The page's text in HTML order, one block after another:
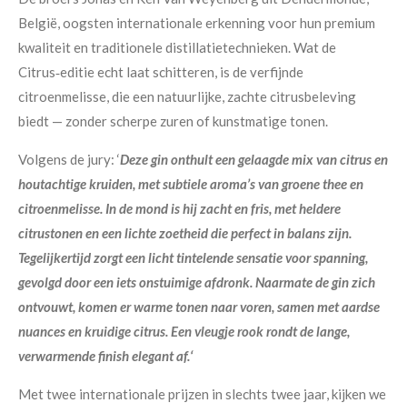
België, oogsten internationale erkenning voor hun premium
kwaliteit en traditionele distillatietechnieken. Wat de
Citrus‑editie echt laat schitteren, is de verfijnde
citroenmelisse, die een natuurlijke, zachte citrusbeleving
biedt — zonder scherpe zuren of kunstmatige tonen.
Volgens de jury: ‘Deze gin onthult een gelaagde mix van citrus en
houtachtige kruiden, met subtiele aroma’s van groene thee en
citroenmelisse. In de mond is hij zacht en fris, met heldere
citrustonen en een lichte zoetheid die perfect in balans zijn.
Tegelijkertijd zorgt een licht tintelende sensatie voor spanning,
gevolgd door een iets onstuimige afdronk. Naarmate de gin zich
ontvouwt, komen er warme tonen naar voren, samen met aardse
nuances en kruidige citrus. Een vleugje rook rondt de lange,
verwarmende finish elegant af.‘
Met twee internationale prijzen in slechts twee jaar, kijken we